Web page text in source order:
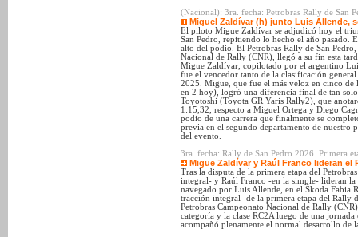
(Nacional): 3ra. fecha: Petrobras Rally de San
Miguel Zaldívar (h) junto Luis Allende,
El piloto Migue Zaldívar se adjudicó hoy el
San Pedro, repitiendo lo hecho el año pasado.
alto del podio. El Petrobras Rally de San
Nacional de Rally (CNR), llegó a su fin esta
Migue Zaldívar, copilotado por el argentino
fue el vencedor tanto de la clasificación
2025. Migue, que fue el más veloz en cinco de
en 2 hoy), logró una diferencia final de tan
Toyotoshi (Toyota GR Yaris Rally2), que
1:15,32, respecto a Miguel Ortega y Diego
podio de una carrera que finalmente se
previa en el segundo departamento de nuestro
del evento.
3ra. fecha: Rally de San Pedro 2026. Primera
Migue Zaldívar y Raúl Franco lideran el
Tras la disputa de la primera etapa del
integral- y Raúl Franco -en la simple- lideran
navegado por Luis Allende, en el Škoda Fabia
tracción integral- de la primera etapa del Rally
Petrobras Campeonato Nacional de Rally
categoría y la clase RC2A luego de una
acompañó plenamente el normal desarrollo de